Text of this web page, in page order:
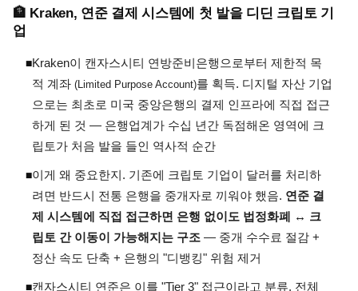
🏦 Kraken, 연준 결제 시스템에 첫 발을 디딘 크립토 기
업
◾Kraken이 캔자스시티 연방준비은행으로부터 제한적 목
적 계좌 (Limited Purpose Account)를 획득. 디지털 자산 기업
으로는 최초로 미국 중앙은행의 결제 인프라에 직접 접근
하게 된 것 — 은행업계가 수십 년간 독점해온 영역에 크
립토가 처음 발을 들인 역사적 순간
◾이게 왜 중요한지. 기존에 크립토 기업이 달러를 처리하
려면 반드시 전통 은행을 중개자로 끼워야 했음. 연준 결
제 시스템에 직접 접근하면 은행 없이도 법정화폐 ↔ 크
립토 간 이동이 가능해지는 구조 — 중개 수수료 절감 +
정산 속도 단축 + 은행의 "디뱅킹" 위험 제거
◾캔자스시티 연준은 이를 "Tier 3" 접근이라고 분류. 전체